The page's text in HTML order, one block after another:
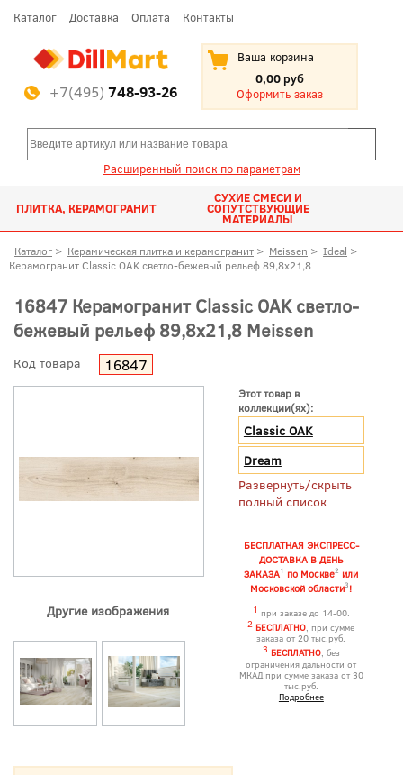
Каталог Доставка Оплата Контакты
+7(495) 748-93-26
Ваша корзина
0,00 руб
Оформить заказ
Расширенный поиск по параметрам
ПЛИТКА, КЕРАМОГРАНИТ
СУХИЕ СМЕСИ И
СОПУТСТВУЮЩИЕ
МАТЕРИАЛЫ
Каталог > Керамическая плитка и керамогранит > Meissen > Ideal >
Керамогранит Classic OAK светло-бежевый рельеф 89,8x21,8
16847 Керамогранит Classic OAK светло-
бежевый рельеф 89,8x21,8 Meissen
Код товара 16847
Другие изображения
Этот товар в
коллекции(ях):
Classic OAK
Dream
Развернуть/скрыть
полный список
БЕСПЛАТНАЯ ЭКСПРЕСС-
ДОСТАВКА В ДЕНЬ
ЗАКАЗА1 по Москве2 или
Московской области3!
1 при заказе до 14-00.
2 БЕСПЛАТНО, при сумме
заказа от 20 тыс.руб.
3 БЕСПЛАТНО, без
ограничения дальности от
МКАД при сумме заказа от 30
тыс.руб.
Подробнее